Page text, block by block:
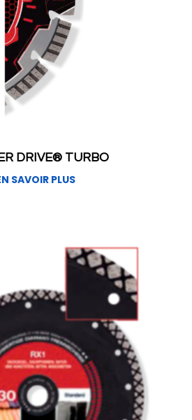
DRIVE® TURBO
SAVOIR PLUS